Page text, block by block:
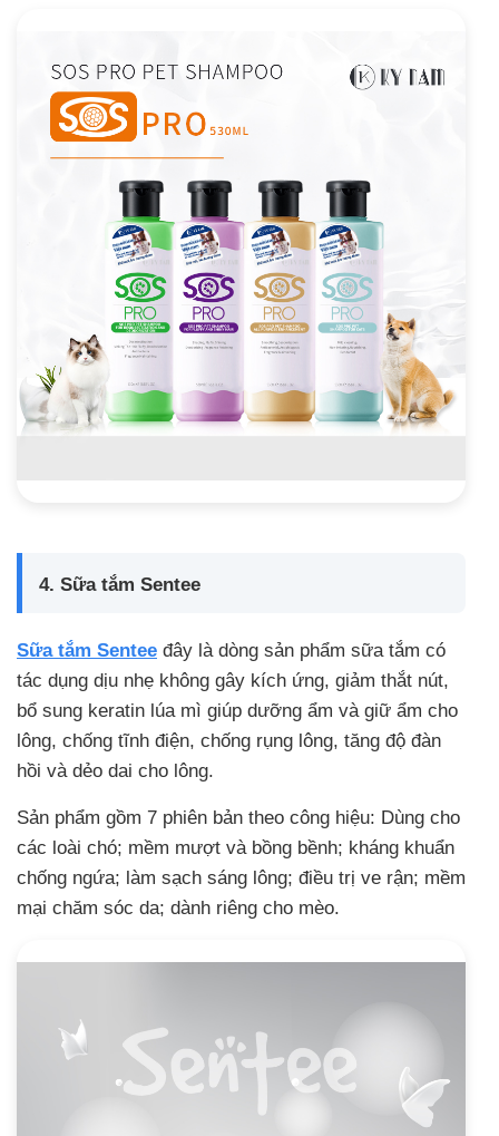
4. Sữa tắm Sentee
Sữa tắm Sentee đây là dòng sản phẩm sữa tắm có
tác dụng dịu nhẹ không gây kích ứng, giảm thắt nút,
bổ sung keratin lúa mì giúp dưỡng ẩm và giữ ẩm cho
lông, chống tĩnh điện, chống rụng lông, tăng độ đàn
hồi và dẻo dai cho lông.
Sản phẩm gồm 7 phiên bản theo công hiệu: Dùng cho
các loài chó; mềm mượt và bồng bềnh; kháng khuẩn
chống ngứa; làm sạch sáng lông; điều trị ve rận; mềm
mại chăm sóc da; dành riêng cho mèo.